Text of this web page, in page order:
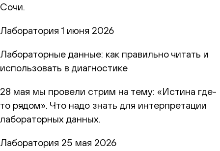
Сочи.
Лаборатория 1 июня 2026
Лабораторные данные: как правильно читать и
использовать в диагностике
28 мая мы провели стрим на тему: «Истина где-
то рядом». Что надо знать для интерпретации
лабораторных данных.
Лаборатория 25 мая 2026